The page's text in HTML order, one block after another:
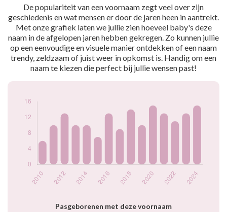
De populariteit van een voornaam zegt veel over zijn
geschiedenis en wat mensen er door de jaren heen in aantrekt.
Met onze grafiek laten we jullie zien hoeveel baby's deze
naam in de afgelopen jaren hebben gekregen. Zo kunnen jullie
op een eenvoudige en visuele manier ontdekken of een naam
trendy, zeldzaam of juist weer in opkomst is. Handig om een
naam te kiezen die perfect bij jullie wensen past!
Pasgeborenen met deze voornaam
Popularité du
2010
6
2011
10
2012
13
2013
10
2014
10
2015
7
13
2019
2020
11
15